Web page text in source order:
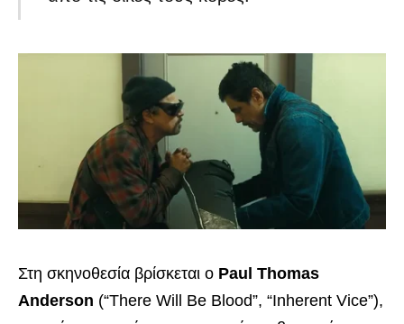
Στη σκηνοθεσία βρίσκεται ο Paul Thomas
Anderson (“There Will Be Blood”, “Inherent Vice”),